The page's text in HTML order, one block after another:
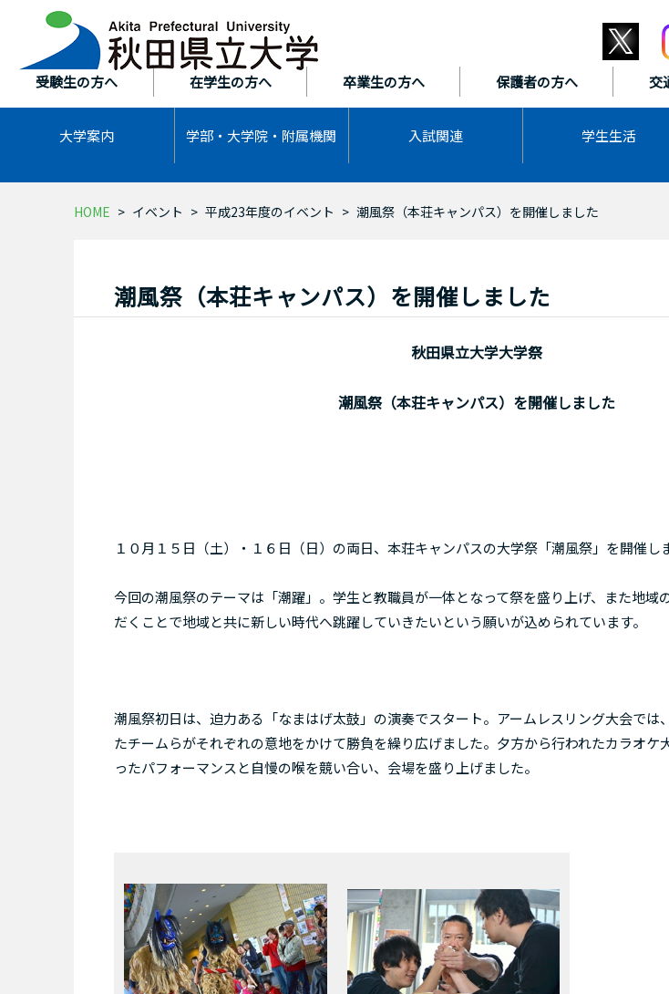
受験生の方へ 在学生の方へ 卒業生の方へ 保護者の方へ 交
大学案内 学部・大学院・ 附属機関 入試関連 学生生活
HOME イベント 平成23年度のイベント 潮風祭（本荘キャンパス）を開催しました
潮風祭（本荘キャンパス）を開催しました
秋田県立大学大学祭
潮風祭（本荘キャンパス）を開催しました
１０月１５日（土）・１６日（日）の両日、本荘キャンパスの大学祭「潮風祭」を開催し
今回の潮風祭のテーマは「潮躍」。学生と教職員が一体となって祭を盛り上げ、また地域
だくことで地域と共に新しい時代へ跳躍していきたいという願いが込められています。
潮風祭初日は、迫力ある「なまはげ太鼓」の演奏でスタート。アームレスリング大会では
たチームらがそれぞれの意地をかけて勝負を繰り広げました。夕方から行われたカラオケ
ったパフォーマンスと自慢の喉を競い合い、会場を盛り上げました。